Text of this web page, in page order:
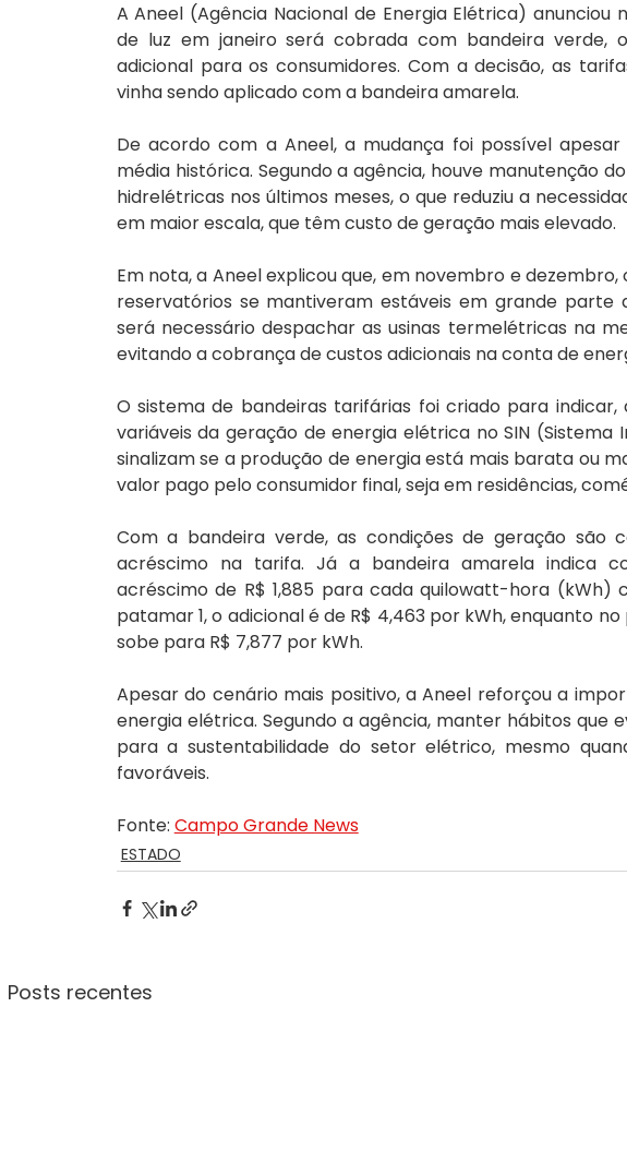
A Aneel (Agência Nacional de Energia Elétrica)
de luz em janeiro será cobrada com bandeira verde,
adicional para os consumidores. Com a decisão, as
vinha sendo aplicado com a bandeira amarela.
De acordo com a Aneel, a mudança foi possível
média histórica. Segundo a agência, houve manutenção
hidrelétricas nos últimos meses, o que reduziu a
em maior escala, que têm custo de geração mais elevado.
Em nota, a Aneel explicou que, em novembro e
reservatórios se mantiveram estáveis em grande parte
será necessário despachar as usinas termelétricas na
evitando a cobrança de custos adicionais na conta de
O sistema de bandeiras tarifárias foi criado para
variáveis da geração de energia elétrica no SIN (Sistema
sinalizam se a produção de energia está mais barata ou
valor pago pelo consumidor final, seja em residências,
Com a bandeira verde, as condições de geração são
acréscimo na tarifa. Já a bandeira amarela indica
acréscimo de R$ 1,885 para cada quilowatt-hora (kWh)
patamar 1, o adicional é de R$ 4,463 por kWh, enquanto
sobe para R$ 7,877 por kWh.
Apesar do cenário mais positivo, a Aneel reforçou a
energia elétrica. Segundo a agência, manter hábitos que
para a sustentabilidade do setor elétrico, mesmo
favoráveis.
Fonte: Campo Grande News
ESTADO
Posts recentes